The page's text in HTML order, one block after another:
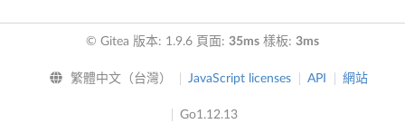
© Gitea 版本: 1.9.6 頁面: 35ms 樣板: 3ms
繁體中文（台灣） JavaScript licenses API 網站
Go1.12.13